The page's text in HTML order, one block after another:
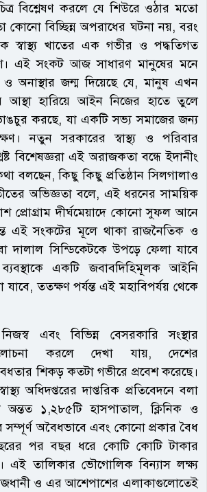
চিত্র বিশ্লেষণ করলে যে শিউরে ওঠার মতো
কোনো বিচ্ছিন্ন অপরাধের ঘটনা নয়, বরং
স্বাস্থ্য খাতের এক গভীর ও পদ্ধতিগত
এই সংকট আজ সাধারণ মানুষের মনে
অনাস্থার জন্ম দিয়েছে যে, মানুষ এখন
আস্থা হারিয়ে আইন নিজের হাতে তুলে
করছে, যা একটি সভ্য সমাজের জন্য
নতুন সরকারের স্বাস্থ্য ও পরিবার
বিশেষজ্ঞরা এই অরাজকতা বন্ধে ইদানীং
বলছেন, কিছু কিছু প্রতিষ্ঠান সিলগালাও
অভিজ্ঞতা বলে, এই ধরনের সাময়িক
প্রোগ্রাম দীর্ঘমেয়াদে কোনো সুফল আনে
এই সংকটের মূলে থাকা রাজনৈতিক ও
দালাল সিন্ডিকেটকে উপড়ে ফেলা যাবে
ব্যবস্থাকে একটি জবাবদিহিমূলক আইনি
ততক্ষণ পর্যন্ত এই মহাবিপর্যয় থেকে
নিজস্ব এবং বিভিন্ন বেসরকারি সংস্থার
করলে দেখা যায়, দেশের
শিকড় কতটা গভীরে প্রবেশ করেছে।
অধিদপ্তরের দাপ্তরিক প্রতিবেদনে বলা
অন্তত ১,২৮৫টি হাসপাতাল, ক্লিনিক ও
সম্পূর্ণ অবৈধভাবে এবং কোনো প্রকার বৈধ
পর বছর ধরে কোটি কোটি টাকার
এই তালিকার ভৌগোলিক বিন্যাস লক্ষ্য
ও এর আশেপাশের এলাকাগুলোতেই